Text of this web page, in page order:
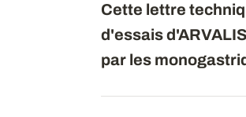
Cette lettre
d'essais
par les